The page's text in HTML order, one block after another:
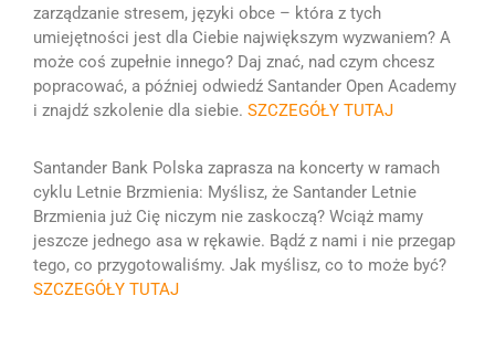
zarządzanie stresem, języki obce – która z tych
umiejętności jest dla Ciebie największym wyzwaniem? A
może coś zupełnie innego? Daj znać, nad czym chcesz
popracować, a później odwiedź Santander Open Academy
i znajdź szkolenie dla siebie. SZCZEGÓŁY TUTAJ
Santander Bank Polska zaprasza na koncerty w ramach
cyklu Letnie Brzmienia: Myślisz, że Santander Letnie
Brzmienia już Cię niczym nie zaskoczą? Wciąż mamy
jeszcze jednego asa w rękawie. Bądź z nami i nie przegap
tego, co przygotowaliśmy. Jak myślisz, co to może być?
SZCZEGÓŁY TUTAJ